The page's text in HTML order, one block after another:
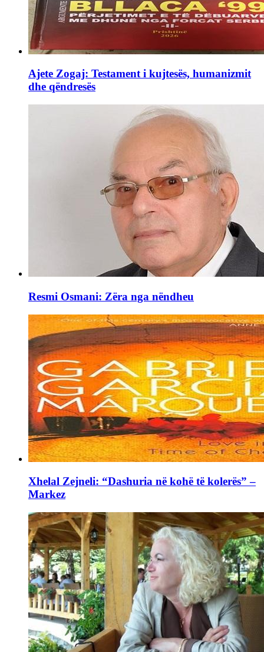
Ajete Zogaj: Testament i kujtesës, humanizmit
dhe qëndresës
Resmi Osmani: Zëra nga nëndheu
Xhelal Zejneli: “Dashuria në kohë të kolerës” –
Markez